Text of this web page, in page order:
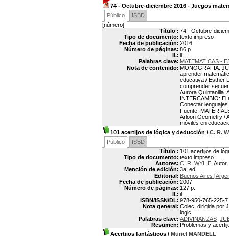
74 - Octubre-diciembre 2016 - Juegos
Público
ISBD
[número]
Título : 74 - Octubre-
Tipo de documento: texto impreso
Fecha de publicación: 2016
Número de páginas: 86 p.
Il.: il
Palabras clave: MATEMATICAS -
Nota de contenido: MONOGRAFIA:
aprender
educativa / Esther
comprender
Aurora Quintanilla.
INTERCAMBIO: El
Conectar
Fuente.
Arloon Geometry /
móviles en
101 acertijos de lógica y deducción / C. R.
Público
ISBD
Título : 101 acertijos de
Tipo de documento: texto impreso
Autores: C. R. WYLIE , Autor
Mención de edición: 3a. ed.
Editorial: Buenos Aires
Fecha de publicación: 2007
Número de páginas: 127 p.
Il.: il
ISBN/ISSN/DL: 978-950-765-225-7
Nota general: Colec. dirigida por
logic
Palabras clave: ADIVINANZAS
Resumen: Problemas y
Acertijos fantásticos / Muriel MANDELL